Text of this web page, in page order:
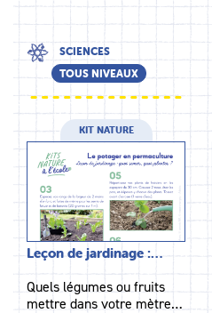
SCIENCES
TOUS NIVEAUX
KIT NATURE
Leçon de jardinage :…
Quels légumes ou fruits
mettre dans votre mètre…